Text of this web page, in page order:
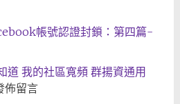
帳號認證封鎖：第四篇-
道 我的社區寬頻 群揚資通用
佈留言